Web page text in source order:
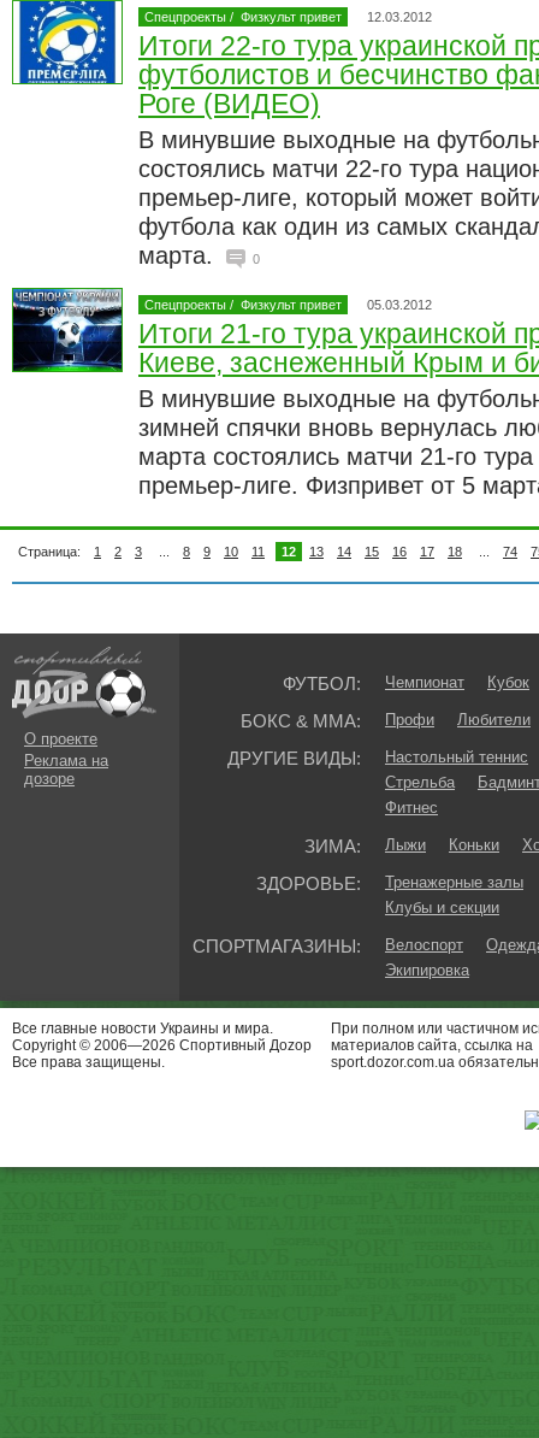
Спецпроекты / Физкульт привет 12.03.2012
Итоги 22-го тура украинской
футболистов и бесчинство
Роге (ВИДЕО)
В минувшие выходные на
состоялись матчи 22-го тура
премьер-лиге, который может
футбола как один из самых
марта.
0
Спецпроекты / Физкульт привет 05.03.2012
Итоги 21-го тура украинской
Киеве, заснеженный Крым и
В минувшие выходные на
зимней спячки вновь вернулась
марта состоялись матчи 21-го
премьер-лиге. Физпривет от 5
Страница: 1 2 3 8 9 10 11 12 13 14 15 16 17 18 74
О проекте
Реклама на
дозоре
ФУТБОЛ: Чемпионат Кубок
БОКС & ММА: Профи Любители
ДРУГИЕ ВИДЫ:
Настольный теннис
Стрельба
Фитнес
ЗИМА: Лыжи Коньки
ЗДОРОВЬЕ:
Тренажерные залы
Клубы и секции
СПОРТМАГАЗИНЫ: Велоспорт
Экипировка
Все главные новости Украины и мира.
Copyright © 2006—2026 Спортивный Доzор
Все права защищены.
При полном или частичном
материалов сайта, ссылка на
sport.dozor.com.ua